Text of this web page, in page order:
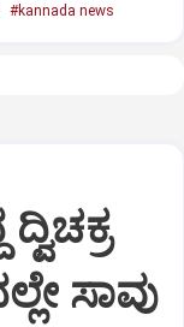
#kannada news
ಸಾವು